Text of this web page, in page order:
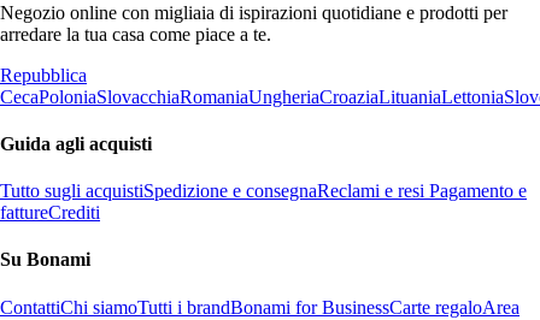
Negozio online con migliaia di ispirazioni quotidiane e prodotti per
arredare la tua casa come piace a te.
Repubblica
CecaPoloniaSlovacchiaRomaniaUngheriaCroaziaLituaniaLettonia
Guida agli acquisti
Tutto sugli acquistiSpedizione e consegnaReclami e resi Pagamento e
fattureCrediti
Su Bonami
ContattiChi siamoTutti i brandBonami for BusinessCarte regaloArea